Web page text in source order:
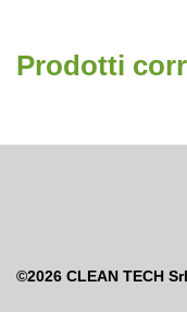
Prodotti
©2026 CLEAN TECH